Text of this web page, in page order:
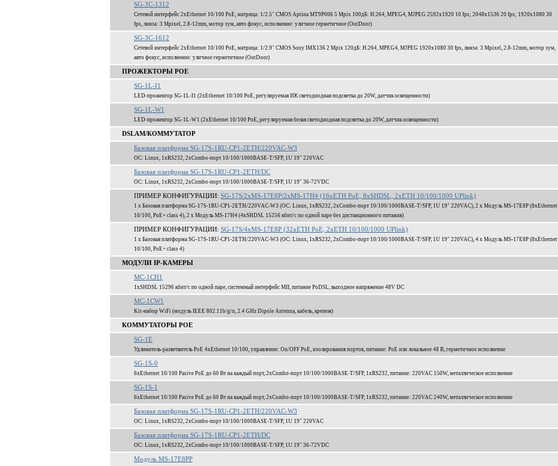
SG-3C-1312
Сетевой интерфейс 2xEthernet 10/100 PoE, матрица: 1/2.5" CMOS Aptina MT9P006 5 Mpix 100дБ: H.264, MPEG4, MJPEG 2592x1920 10 fps; 2048x1536 20 fps; 1920x1080 30
fps, линза: 3 Mpixel, 2.8-12mm, мотор зум, авто фокус, исполнение: уличное герметичное (OutDoor)
SG-3C-1612
Сетевой интерфейс 2xEthernet 10/100 PoE, матрица: 1/2.9" CMOS Sony IMX136 2 Mpix 120дБ: H.264, MPEG4, MJPEG 1920x1080 30 fps, линза: 3 Mpixel, 2.8-12mm, мотор зум,
авто фокус, исполнение: уличное герметичное (OutDoor)
ПРОЖЕКТОРЫ POE
SG-1L-I1
LED-прожектор SG-1L-I1 (2xEthernet 10/100 PoE, регулируемая ИК светодиодная подсветка до 20W, датчик освещенности)
SG-1L-W1
LED-прожектор SG-1L-W1 (2xEthernet 10/100 PoE, регулируемая белая светодиодная подсветка до 20W, датчик освещенности)
DSLAM/КОММУТАТОР
Базовая платформа SG-17S-1RU-CP1-2ETH/220VAC-W3
ОС: Linux, 1xRS232, 2xCombo-порт 10/100/1000BASE-T/SFP, 1U 19" 220VAC
Базовая платформа SG-17S-1RU-CP1-2ETH/DC
ОС: Linux, 1xRS232, 2xCombo-порт 10/100/1000BASE-T/SFP, 1U 19" 36-72VDC
ПРИМЕР КОНФИГУРАЦИИ: SG-17S/2xMS-17E8P/2xMS-17H4 (16xETH PoE, 8xSHDSL, 2xETH 10/100/1000 UPlink)
1 x Базовая платформа SG-17S-1RU-CP1-2ETH/220VAC-W3 (ОС: Linux, 1xRS232, 2xCombo-порт 10/100/1000BASE-T/SFP, 1U 19" 220VAC), 2 x Модуль MS-17E8P (8xEthernet
10/100, PoE+ class 4), 2 x Модуль MS-17H4 (4xSHDSL 15256 кбит/c по одной паре без дистанционного питания)
ПРИМЕР КОНФИГУРАЦИИ: SG-17S/4xMS-17E8P (32xETH PoE, 2xETH 10/100/1000 UPlink)
1 x Базовая платформа SG-17S-1RU-CP1-2ETH/220VAC-W3 (ОС: Linux, 1xRS232, 2xCombo-порт 10/100/1000BASE-T/SFP, 1U 19" 220VAC), 4 x Модуль MS-17E8P (8xEthernet
10/100, PoE+ class 4)
МОДУЛИ IP-КАМЕРЫ
MC-1CH1
1xSHDSL 15296 кбит/c по одной паре, системный интерфейс MII, питание PoDSL, выходное напряжение 48V DC
MC-1CW1
Kit-набор WiFi (модуль IEEE 802.11b/g/n, 2.4 GHz Dipole Antenna, кабель, крепеж)
КОММУТАТОРЫ POE
SG-1E
Удлинитель-разветвитель PoE 4xEthernet 10/100, управление: On/OFF PoE, изолирования портов, питание: PoE или локальное 48 В, герметичное исполнение
SG-1S-0
6xEthernet 10/100 Pasive PoE до 60 Вт на каждый порт, 2xCombo-порт 10/100/1000BASE-T/SFP, 1xRS232, питание: 220VAC 150W, металлическое исполнение
SG-1S-1
6xEthernet 10/100 Pasive PoE до 60 Вт на каждый порт, 2xCombo-порт 10/100/1000BASE-T/SFP, 1xRS232, питание: 220VAC 240W, металлическое исполнение
Базовая платформа SG-17S-1RU-CP1-2ETH/220VAC-W3
ОС: Linux, 1xRS232, 2xCombo-порт 10/100/1000BASE-T/SFP, 1U 19" 220VAC
Базовая платформа SG-17S-1RU-CP1-2ETH/DC
ОС: Linux, 1xRS232, 2xCombo-порт 10/100/1000BASE-T/SFP, 1U 19" 36-72VDC
Модуль MS-17E8PP